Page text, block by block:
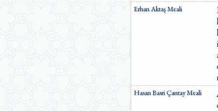
Erhan Aktaş Meali
Hasan Basri Çantay Meali